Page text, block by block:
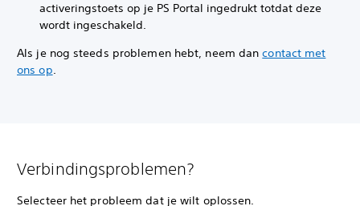
activeringstoets op je PS Portal ingedrukt totdat deze
wordt ingeschakeld.
Als je nog steeds problemen hebt, neem dancontact met
ons op.
Verbindingsproblemen?
Selecteer het probleem dat je wilt oplossen.